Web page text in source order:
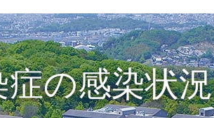
の感染状